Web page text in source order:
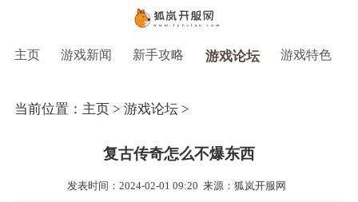
主页 游戏新闻 新手攻略 游戏论坛 游戏特色
当前位置： 主页> 游戏论坛>
复古传奇怎么不爆东西
发表时间：2024-02-01 09:20 来源：狐岚开服网